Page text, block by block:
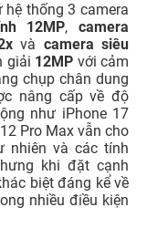
hệ thống 3 camera
12MP,camera
và camera siêu
giải 12MP với cảm
chụp chân dung
nâng cấp về độ
như iPhone 17
Pro Max vẫn cho
nhiên và các tính
khi đặt cạnh
biệt đáng kể về
nhiều điều kiện